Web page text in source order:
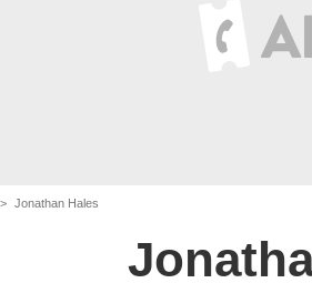
Jonathan Hales